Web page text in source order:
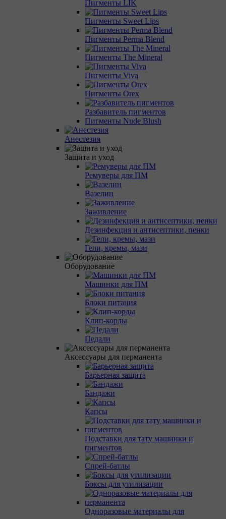
Пигменты LIK
Пигменты Sweet Lips
Пигменты Perma Blend
Пигменты The Mineral
Пигменты Viva
Пигменты Orex
Разбавитель пигментов
Пигменты Nude Blush
Анестезия
Защита и уход
Ремуверы для ПМ
Вазелин
Заживление
Дезинфекция и антисептики, пенки
Гели, кремы, мази
Оборудование
Машинки для ПМ
Блоки питания
Клип-корды
Педали
Аксессуары для перманента
Барьерная защита
Бандажи
Капсы
Подставки для тату машинки и
пигментов
Спрей-батлы
Боксы для утилизации
Одноразовые материалы для